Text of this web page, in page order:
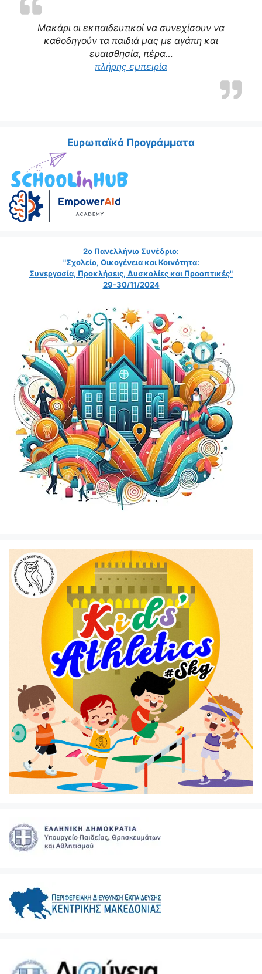
Μακάρι οι εκπαιδευτικοί να συνεχίσουν να
καθοδηγούν τα παιδιά μας με αγάπη και
ευαισθησία, πέρα…
πλήρης εμπειρία“Η δασκάλα μας
Ευρωπαϊκά Προγράμματα
2ο Πανελλήνιο Συνέδριο:
"Σχολείο, Οικογένεια και Κοινότητα:
Συνεργασία, Προκλήσεις, Δυσκολίες και Προοπτικές"
29-30/11/2024